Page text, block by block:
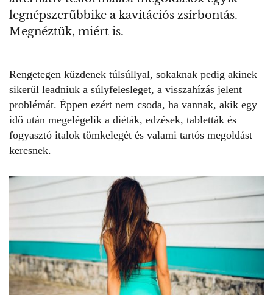
legnépszerűbbike a kavitációs zsírbontás.
Megnéztük, miért is.
Rengetegen küzdenek túlsúllyal, sokaknak pedig akinek
sikerül leadniuk a súlyfelesleget, a visszahízás jelent
problémát. Éppen ezért nem csoda, ha vannak, akik egy
idő után megelégelik a diéták, edzések, tabletták és
fogyasztó italok tömkelegét és valami tartós megoldást
keresnek.